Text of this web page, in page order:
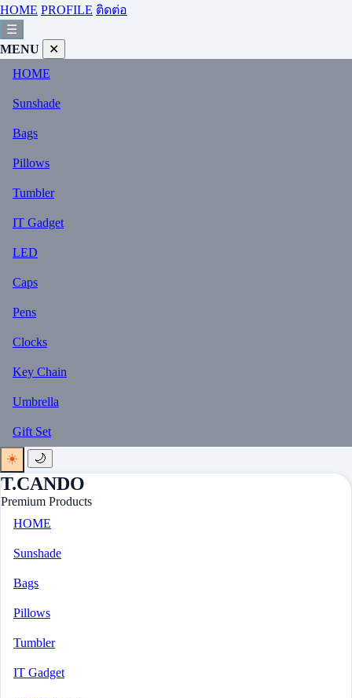
HOME PROFILE ติดต่อ
☰
MENU
✕
HOME
Sunshade
Bags
Pillows
Tumbler
IT Gadget
LED
Caps
Pens
Clocks
Key Chain
Umbrella
Gift Set
☀️
🌙
T.CANDO
Premium Products
HOME
Sunshade
Bags
Pillows
Tumbler
IT Gadget